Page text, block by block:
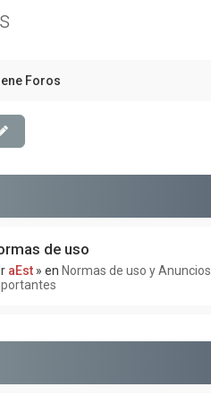
Foros
de uso
aEst » en Normas de uso y Anuncios